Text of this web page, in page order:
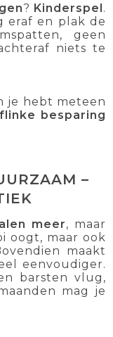
? Kinderspel.
eraf en plak de
geen
niets te
je hebt meteen
besparing
–
meer, maar
oogt, maar ook
maakt
eenvoudiger.
barsten vlug,
mag je